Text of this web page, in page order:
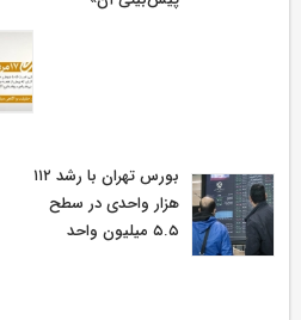
بورس تهران با رشد ۱۱۲
هزار واحدی در سطح
۵.۵ میلیون واحد